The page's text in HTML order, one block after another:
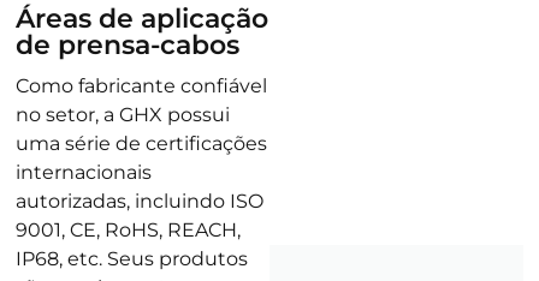
Áreas de aplicação
de prensa-cabos
Como fabricante confiável
no setor, a GHX possui
uma série de certificações
internacionais
autorizadas, incluindo ISO
9001, CE, RoHS, REACH,
IP68, etc. Seus produtos